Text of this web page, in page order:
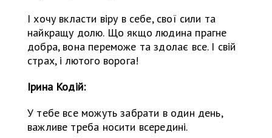
І хочу вкласти віру в себе, свої сили та
найкращу долю. Що якщо людина прагне
добра, вона переможе та здолає все. І свій
страх, і лютого ворога!
Ірина Кодій:
У тебе все можуть забрати в один день,
важливе треба носити всередині.